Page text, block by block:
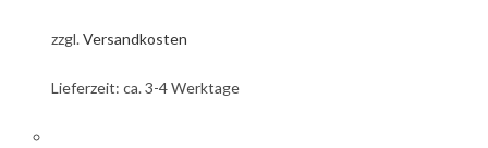
zzgl.Versandkosten
Lieferzeit: ca. 3-4 Werktage